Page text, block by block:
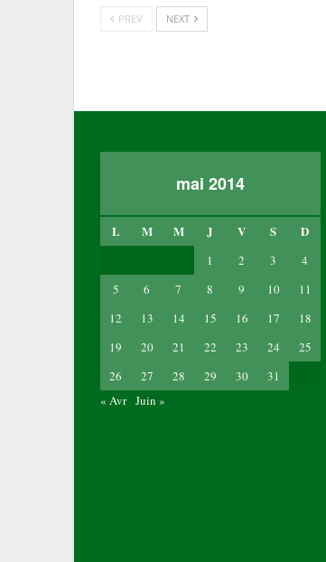
PREV NEXT
mai 2014
L M M J V S D
1 2 3
4
5
6 7 8 9 10
11
12
13 14 15 16 17
18
19
20 21 22 23 24
25
26
27 28 29 30
31
« Avr Juin »